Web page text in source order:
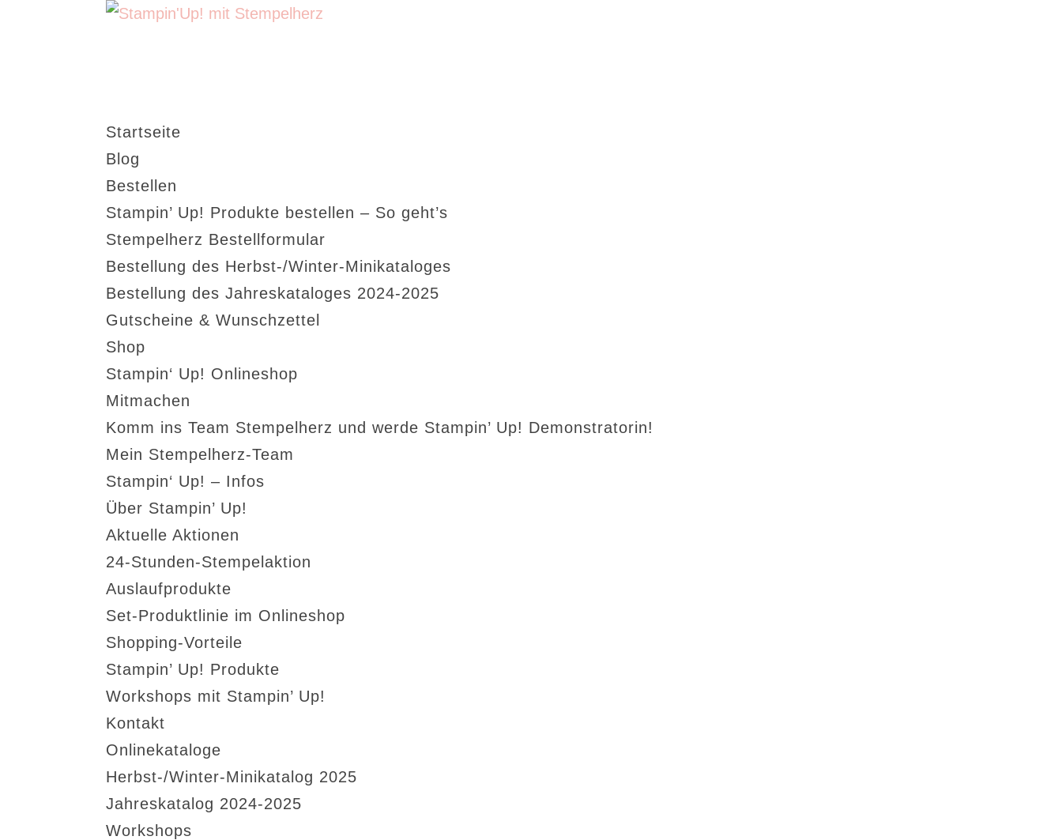
Startseite
Blog
Bestellen
Stampin’ Up! Produkte bestellen – So geht’s
Stempelherz Bestellformular
Bestellung des Herbst-/Winter-Minikataloges
Bestellung des Jahreskataloges 2024-2025
Gutscheine & Wunschzettel
Shop
Stampin‘ Up! Onlineshop
Mitmachen
Komm ins Team Stempelherz und werde Stampin’ Up! Demonstratorin!
Mein Stempelherz-Team
Stampin‘ Up! – Infos
Über Stampin’ Up!
Aktuelle Aktionen
24-Stunden-Stempelaktion
Auslaufprodukte
Set-Produktlinie im Onlineshop
Shopping-Vorteile
Stampin’ Up! Produkte
Workshops mit Stampin’ Up!
Kontakt
Onlinekataloge
Herbst-/Winter-Minikatalog 2025
Jahreskatalog 2024-2025
Workshops